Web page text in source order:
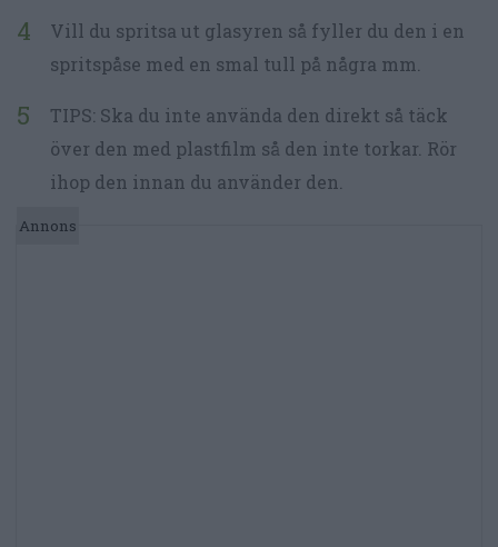
Vill du spritsa ut glasyren så fyller du den i en
spritspåse med en smal tull på några mm.
TIPS: Ska du inte använda den direkt så täck
över den med plastfilm så den inte torkar. Rör
ihop den innan du använder den.